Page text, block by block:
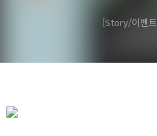
Story/이벤트